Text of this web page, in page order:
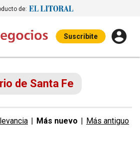
de:
Suscribite
de Santa Fe
| Más nuevo | Más antiguo